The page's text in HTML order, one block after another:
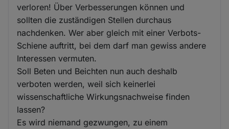
verloren! Über Verbesserungen können und
sollten die zuständigen Stellen durchaus
nachdenken. Wer aber gleich mit einer Verbots-
Schiene auftritt, bei dem darf man gewiss andere
Interessen vermuten.
Soll Beten und Beichten nun auch deshalb
verboten werden, weil sich keinerlei
wissenschaftliche Wirkungsnachweise finden
lassen?
Es wird niemand gezwungen, zu einem